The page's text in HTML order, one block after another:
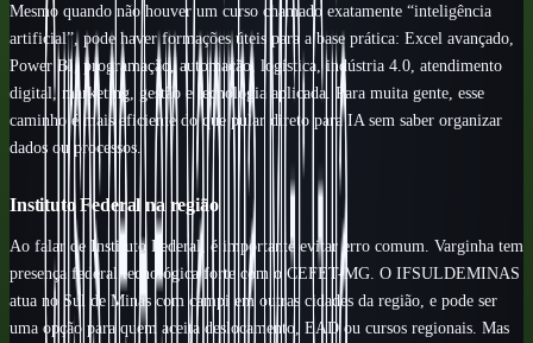
Mesmo quando não houver um curso chamado exatamente “inteligência
artificial”, pode haver formações úteis para a base prática: Excel avançado,
Power BI, programação, automação, logística, indústria 4.0, atendimento
digital, marketing, gestão e tecnologia aplicada. Para muita gente, esse
caminho é mais eficiente do que pular direto para IA sem saber organizar
dados ou processos.
Instituto Federal na região
Ao falar de Instituto Federal, é importante evitar erro comum. Varginha tem
presença federal tecnológica forte com o CEFET-MG. O IFSULDEMINAS
atua no Sul de Minas com campi em outras cidades da região, e pode ser
uma opção para quem aceita deslocamento, EAD ou cursos regionais. Mas